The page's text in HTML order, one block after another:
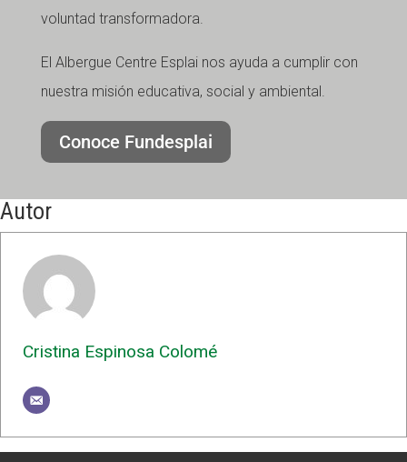
voluntad transformadora.
El Albergue Centre Esplai nos ayuda a cumplir con
nuestra misión educativa, social y ambiental.
Conoce Fundesplai
Autor
Cristina Espinosa Colomé